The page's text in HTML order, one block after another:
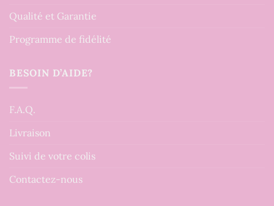
Qualité et Garantie
Programme de fidélité
BESOIN D’AIDE?
F.A.Q.
Livraison
Suivi de votre colis
Contactez-nous